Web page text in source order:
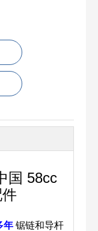
国 58cc
年 锯链和导杆